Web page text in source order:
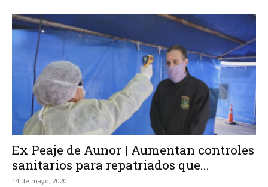
Ex Peaje de Aunor | Aumentan controles
sanitarios para repatriados que...
14 de mayo, 2020